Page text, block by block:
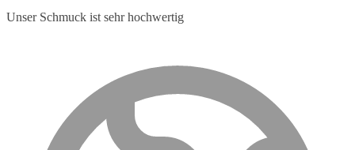
Unser Schmuck ist sehr hochwertig